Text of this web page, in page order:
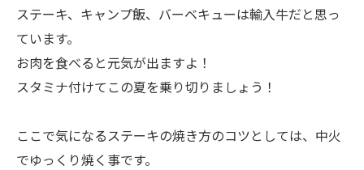
ステーキ、キャンプ飯、バーベキューは輸入牛だと思っ
ています。
お肉を食べると元気が出ますよ！
スタミナ付けてこの夏を乗り切りましょう！
ここで気になるステーキの焼き方のコツとしては、中火
でゆっくり焼く事です。